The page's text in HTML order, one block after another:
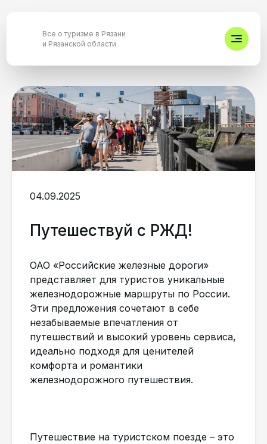
Все о туризме в Рязани
и Рязанской области
04.09.2025
Путешествуй с РЖД!
ОАО «Российские железные дороги»
представляет для туристов уникальные
железнодорожные маршруты по России.
Эти предложения сочетают в себе
незабываемые впечатления от
путешествий и высокий уровень сервиса,
идеально подходя для ценителей
комфорта и романтики
железнодорожного путешествия.
Путешествие на туристском поезде – это